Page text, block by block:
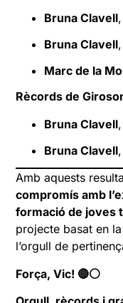
Bruna Clavell
Bruna Clavell
Marc de la
Rècords de
Bruna Clavell
Bruna Clavell
Amb aquests
compromís amb
formació de joves
projecte basat en
l’orgull de
Força, Vic! 🔴⚪